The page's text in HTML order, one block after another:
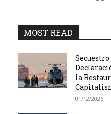
MOST READ
la
01/12/2026